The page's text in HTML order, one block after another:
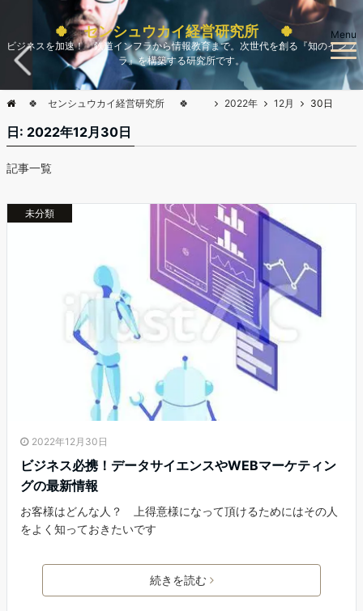
🍀 センシュウカイ経営研究所 🍀
ビジネスを加速！ 鉄道インフラから情報教育まで。次世代を創る『知のインフ
ラ』を構築する研究所です。
Menu
🍀 センシュウカイ経営研究所 🍀 2022年 12月 30日
日: 2022年12月30日
記事一覧
未分類
2022年12月30日
ビジネス必携！データサイエンスやWEBマーケティン
グの最新情報
お客様はどんな人？ 上得意様になって頂けるためにはその人
をよく知っておきたいです
続きを読む